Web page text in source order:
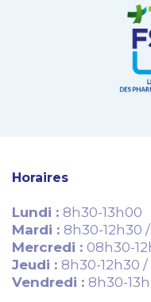
Horaires
Lundi : 8h30-13h00
Mardi : 8h30-12h30
Mercredi : 08h30-
Jeudi : 8h30-12h30
Vendredi : 8h30-